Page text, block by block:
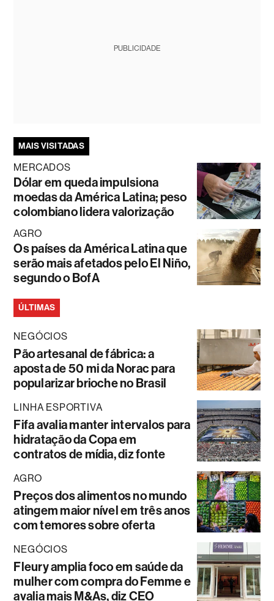
PUBLICIDADE
MAIS VISITADAS
MERCADOS
Dólar em queda impulsiona
moedas da América Latina; peso
colombiano lidera valorização
AGRO
Os países da América Latina que
serão mais afetados pelo El Niño,
segundo o BofA
ÚLTIMAS
NEGÓCIOS
Pão artesanal de fábrica: a
aposta de 50 mi da Norac para
popularizar brioche no Brasil
LINHA ESPORTIVA
Fifa avalia manter intervalos para
hidratação da Copa em
contratos de mídia, diz fonte
AGRO
Preços dos alimentos no mundo
atingem maior nível em três anos
com temores sobre oferta
NEGÓCIOS
Fleury amplia foco em saúde da
mulher com compra do Femme e
avalia mais M&As, diz CEO